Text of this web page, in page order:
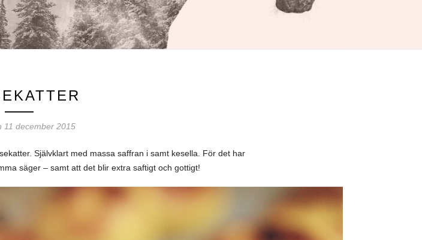
11 december 2015
Självklart med massa saffran i samt kesella. För det har
säger – samt att det blir extra saftigt och gottigt!